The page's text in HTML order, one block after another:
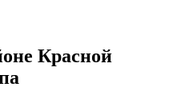
Красной